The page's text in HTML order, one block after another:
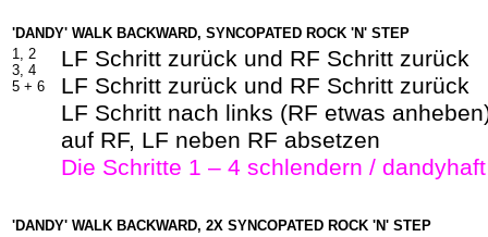
'DANDY' WALK BACKWARD, SYNCOPATED ROCK 'N' STEP
1, 2
3, 4
5 + 6
LF Schritt zurück und RF Schritt zurück
LF Schritt zurück und RF Schritt zurück
LF Schritt nach links (RF etwas
auf RF, LF neben RF absetzen
Die Schritte 1 – 4 schlendern /
'DANDY' WALK BACKWARD, 2X SYNCOPATED ROCK 'N' STEP